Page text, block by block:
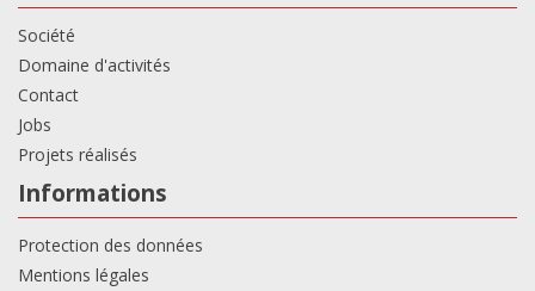
Société
Domaine d'activités
Contact
Jobs
Projets réalisés
Informations
Protection des données
Mentions légales